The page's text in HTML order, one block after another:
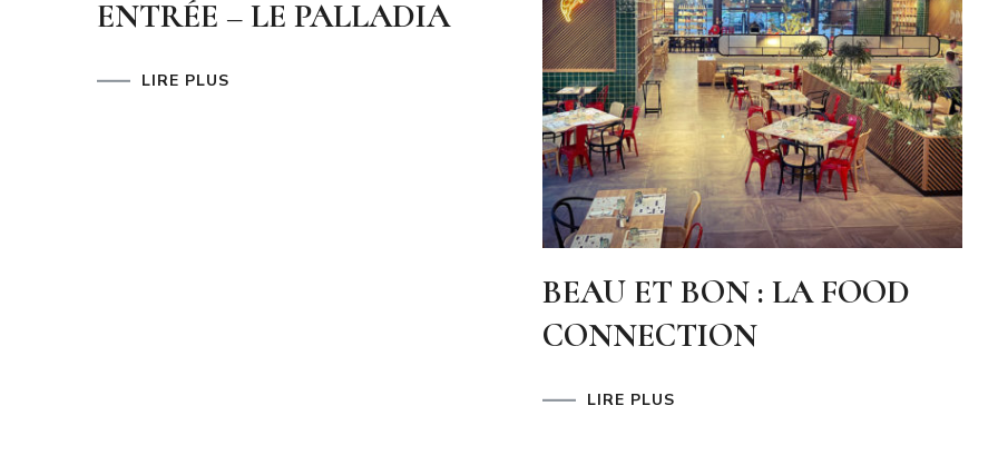
ENTRÉE – LE PALLADIA
LIRE PLUS
BEAU ET BON : LA FOOD
CONNECTION
LIRE PLUS